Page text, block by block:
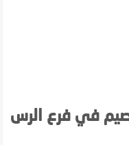
في فرع الرس